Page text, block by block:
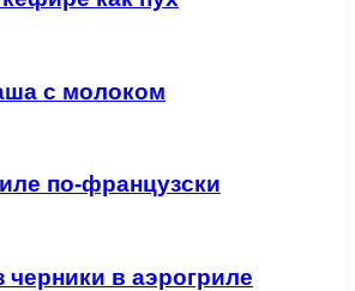
с молоком
по-французски
черники в аэрогриле